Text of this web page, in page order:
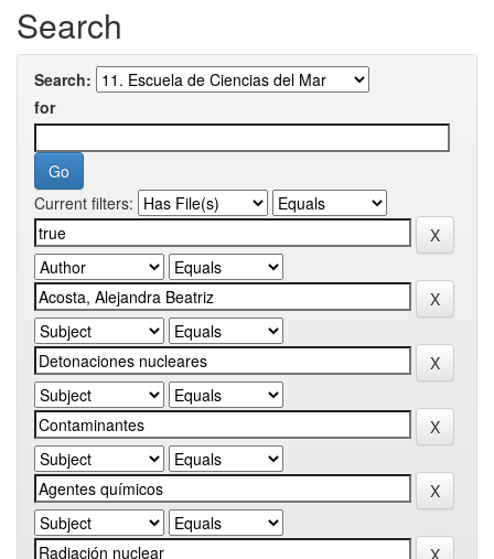
Search
Search:
for
Current filters: